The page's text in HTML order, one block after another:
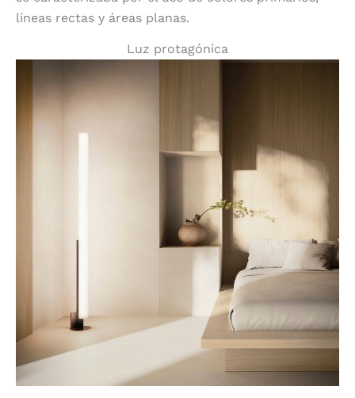
líneas rectas y áreas planas.
Luz protagónica